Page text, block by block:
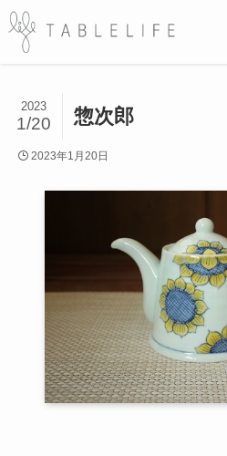
惣次郎
2023
1/20
2023年1月20日